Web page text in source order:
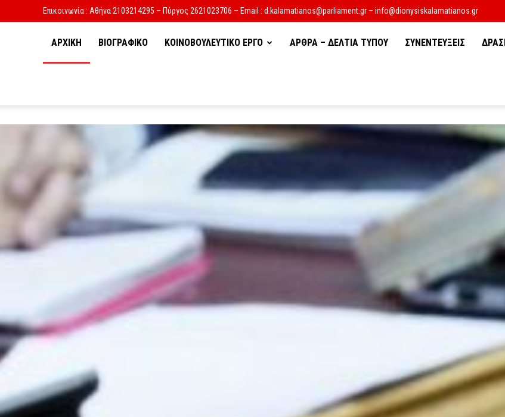
Επικοινωνία : Αθήνα 2103214295 – Πύργος 2621023706 – Email : d.kalamatianos@parliament.gr – info@dionysiskalamatianos.gr
ΑΡΧΙΚΗ ΒΙΟΓΡΑΦΙΚΟ ΚΟΙΝΟΒΟΥΛΕΥΤΙΚΟ ΕΡΓΟ ΑΡΘΡΑ – ΔΕΛΤΙΑ ΤΥΠΟΥ ΣΥΝΕΝΤΕΥΞΕΙΣ